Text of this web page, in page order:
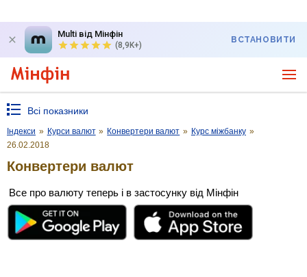
Multi від Мінфін
(8,9K+)
ВСТАНОВИТИ
Всі показники
Індекси » Курси валют » Конвертери валют » Курс міжбанку »
26.02.2018
Конвертери валют
Все про валюту теперь і в застосунку від Мінфін